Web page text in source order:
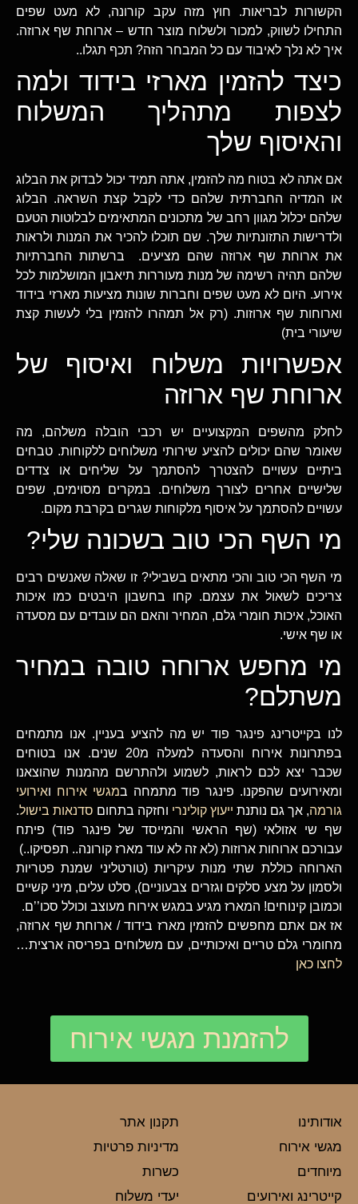
הקשורות לבריאות. חוץ מזה עקב קורונה, לא מעט שפים
התחילו לשווק, למכור ולשלוח מוצר חדש – ארוחת שף ארוזה.
איך לא נלך לאיבוד עם כל המבחר הזה? תכף תגלו..
כיצד להזמין מארזי בידוד ולמה
לצפות מתהליך המשלוח
והאיסוף שלך
אם אתה לא בטוח מה להזמין, אתה תמיד יכול לבדוק את הבלוג
או המדיה החברתית שלהם כדי לקבל קצת השראה. הבלוג
שלהם יכלול מגוון רחב של מתכונים המתאימים לבלוטות הטעם
ולדרישות התזונתיות שלך. שם תוכלו להכיר את המנות ולראות
את ארוחת שף ארוזה שהם מציעים. ברשתות החברתיות
שלהם תהיה רשימה של מנות מעוררות תיאבון המושלמות לכל
אירוע. היום לא מעט שפים וחברות שונות מציעות מארזי בידוד
וארוחות שף ארוזות. (רק אל תמהרו להזמין בלי לעשות קצת
שיעורי בית)
אפשרויות משלוח ואיסוף של
ארוחת שף ארוזה
לחלק מהשפים המקצועיים יש רכבי הובלה משלהם, מה
שאומר שהם יכולים להציע שירותי משלוחים ללקוחות. טבחים
ביתיים עשויים להצטרך להסתמך על שליחים או צדדים
שלישיים אחרים לצורך משלוחים. במקרים מסוימים, שפים
עשויים להסתמך על איסוף מלקוחות שגרים בקרבת מקום.
מי השף הכי טוב בשכונה שלי?
מי השף הכי טוב והכי מתאים בשבילי? זו שאלה שאנשים רבים
צריכים לשאול את עצמם. קחו בחשבון היבטים כמו איכות
האוכל, איכות חומרי גלם, המחיר והאם הם עובדים עם מסעדה
או שף אישי.
מי מחפש ארוחה טובה במחיר
משתלם?
לנו בקייטרינג פינגר פוד יש מה להציע בעניין. אנו מתמחים
בפתרונות אירוח והסעדה למעלה מ20 שנים. אנו בטוחים
שכבר יצא לכם לראות, לשמוע ולהתרשם מהמנות שהוצאנו
ומאירועים שהפקנו. פינגר פוד מתמחה במגשי אירוח ואירועי
גורמה, אך גם נותנת ייעוץ קולינרי וחזקה בתחום סדנאות בישול.
שף שי אזולאי (שף הראשי והמייסד של פינגר פוד) פיתח
עבורכם ארוחות ארוזות (לא זה לא עוד מארז קורונה.. תפסיקו..)
הארוחה כוללת שתי מנות עיקריות (טורטליני שמנת פטריות
ולסמון על מצע סלקים וגזרים צבעוניים), סלט עלים, מיני קשיים
וכמובן קינוחים! המארז מגיע במגש אירוח מעוצב וכולל סכו’’ם.
אז אם אתם מחפשים להזמין מארז בידוד / ארוחת שף ארוזה,
מחומרי גלם טריים ואיכותיים, עם משלוחים בפריסה ארצית…
לחצו כאן
להזמנת מגשי אירוח
אודותינו
מגשי אירוח
מיוחדים
קייטרינג ואירועים
תקנון אתר
מדיניות פרטיות
כשרות
יעדי משלוח